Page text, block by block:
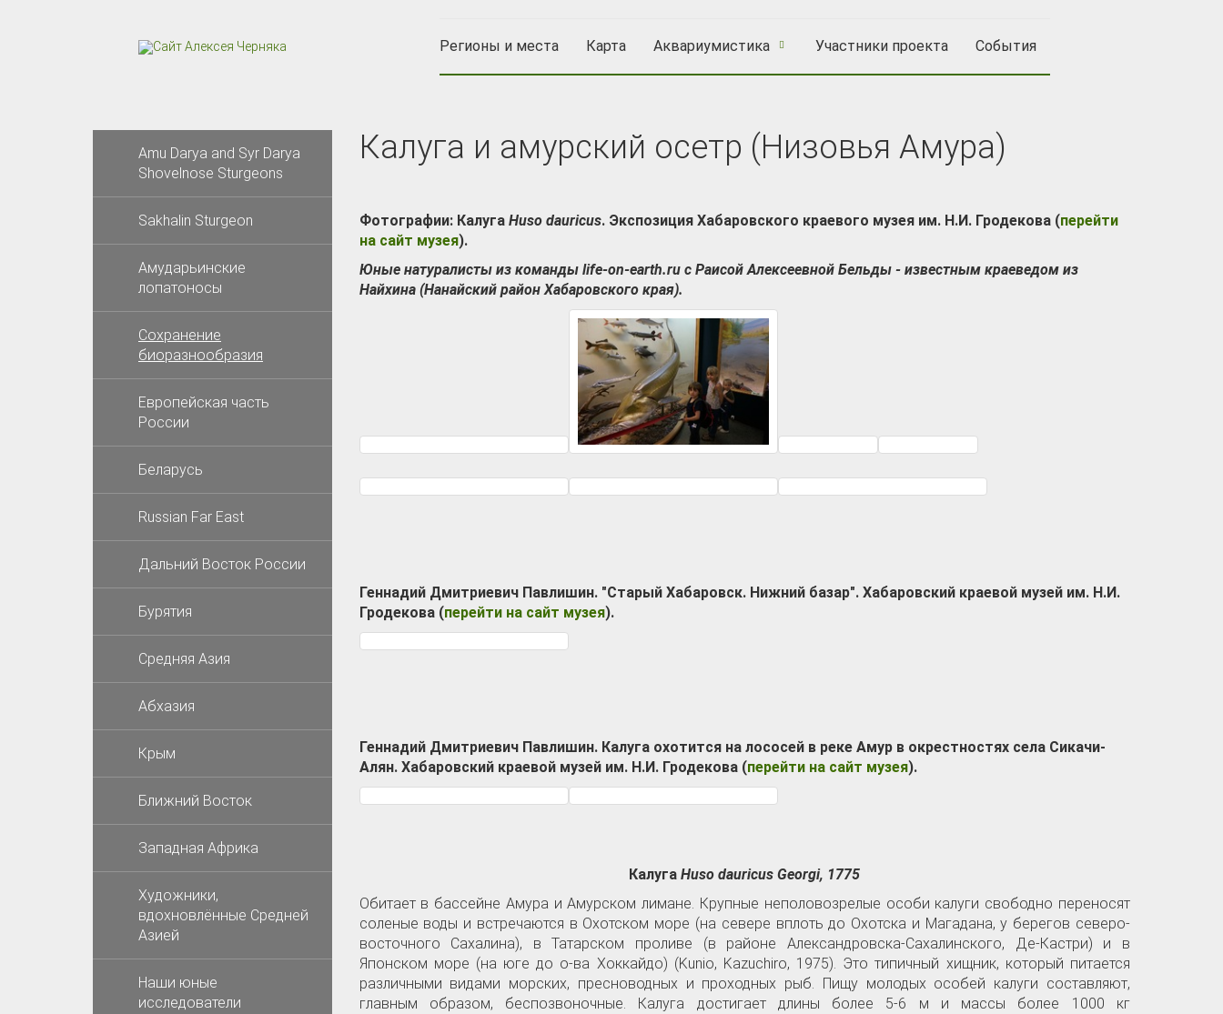
Регионы и места Карта Аквариумистика Участники проекта События
Калуга и амурский осетр (Низовья Амура)
Фотографии: Калуга Huso dauricus. Экспозиция Хабаровского краевого музея им. Н.И. Гродекова (перейти
на сайт музея).
Юные натуралисты из команды life-on-earth.ru с Раисой Алексеевной Бельды - известным краеведом из
Найхина (Нанайский район Хабаровского края).
Геннадий Дмитриевич Павлишин. "Старый Хабаровск. Нижний базар". Хабаровский краевой музей им. Н.И.
Гродекова (перейти на сайт музея).
Геннадий Дмитриевич Павлишин. Калуга охотится на лососей в реке Амур в окрестностях села Сикачи-
Алян. Хабаровский краевой музей им. Н.И. Гродекова (перейти на сайт музея).
КалугаHuso dauricus Georgi, 1775
Обитает в бассейне Амура и Амурском лимане. Крупные неполовозрелые особи калуги свободно переносят
соленые воды и встречаются в Охотском море (на севере вплоть до Охотска и Магадана, у берегов северо-
восточного Сахалина), в Татарском проливе (в районе Александровска-Сахалинского, Де-Кастри) и в
Японском море (на юге до о-ва Хоккайдо) (Kunio, Kazuchiro, 1975). Это типичный хищник, который питается
различными видами морских, пресноводных и проходных рыб. Пищу молодых особей калуги составляют,
главным образом, беспозвоночные. Калуга достигает длины более 5-6 м и массы более 1000 кг
Amu Darya and Syr Darya
Shovelnose Sturgeons
Sakhalin Sturgeon
Амударьинские
лопатоносы
Сохранение
биоразнообразия
Европейская часть
России
Беларусь
Russian Far East
Дальний Восток России
Бурятия
Средняя Азия
Абхазия
Крым
Ближний Восток
Западная Африка
Художники,
вдохновлённые Средней
Азией
Наши юные
исследователи